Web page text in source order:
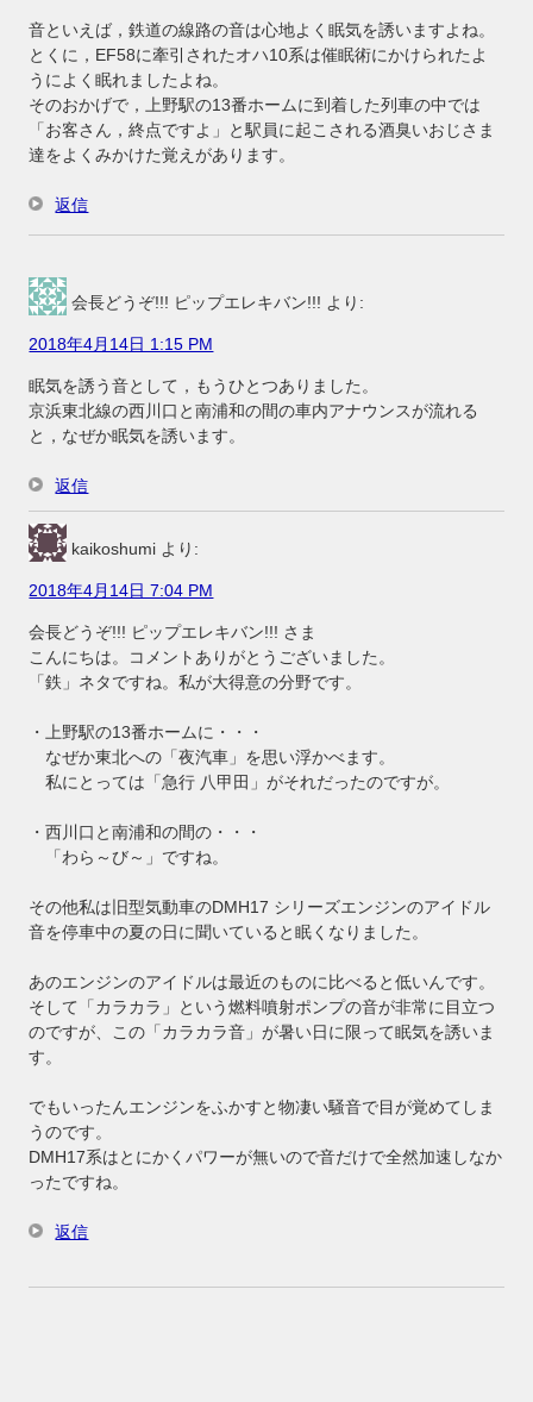
音といえば，鉄道の線路の音は心地よく眠気を誘いますよね。
とくに，EF58に牽引されたオハ10系は催眠術にかけられたよ
うによく眠れましたよね。
そのおかげで，上野駅の13番ホームに到着した列車の中では
「お客さん，終点ですよ」と駅員に起こされる酒臭いおじさま
達をよくみかけた覚えがあります。
返信
会長どうぞ!!! ピップエレキバン!!! より:
2018年4月14日 1:15 PM
眠気を誘う音として，もうひとつありました。
京浜東北線の西川口と南浦和の間の車内アナウンスが流れる
と，なぜか眠気を誘います。
返信
kaikoshumi より:
2018年4月14日 7:04 PM
会長どうぞ!!! ピップエレキバン!!! さま
こんにちは。コメントありがとうございました。
「鉄」ネタですね。私が大得意の分野です。
・上野駅の13番ホームに・・・
なぜか東北への「夜汽車」を思い浮かべます。
私にとっては「急行 八甲田」がそれだったのですが。
・西川口と南浦和の間の・・・
「わら～び～」ですね。
その他私は旧型気動車のDMH17 シリーズエンジンのアイドル
音を停車中の夏の日に聞いていると眠くなりました。
あのエンジンのアイドルは最近のものに比べると低いんです。
そして「カラカラ」という燃料噴射ポンプの音が非常に目立つ
のですが、この「カラカラ音」が暑い日に限って眠気を誘いま
す。
でもいったんエンジンをふかすと物凄い騒音で目が覚めてしま
うのです。
DMH17系はとにかくパワーが無いので音だけで全然加速しなか
ったですね。
返信